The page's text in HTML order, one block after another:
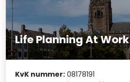
Life Planning At Work
KvK nummer: 08178191